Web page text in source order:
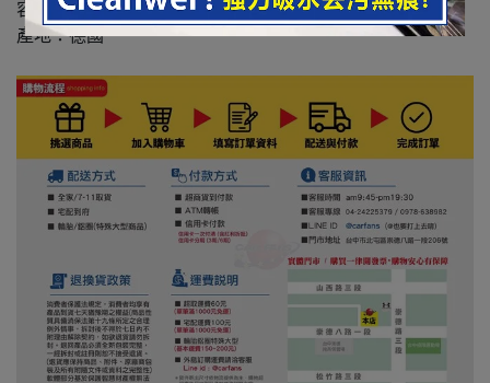
容量：100 ml
產地：德國